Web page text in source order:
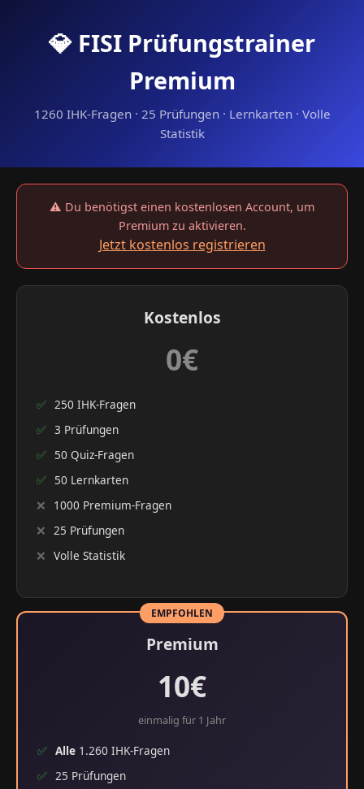
💎 FISI Prüfungstrainer
Premium
1260 IHK-Fragen · 25 Prüfungen · Lernkarten · Volle
Statistik
⚠️ Du benötigst einen kostenlosen Account, um
Premium zu aktivieren.
Jetzt kostenlos registrieren
Kostenlos
0€
✅ 250 IHK-Fragen
✅ 3 Prüfungen
✅ 50 Quiz-Fragen
✅ 50 Lernkarten
❌
1000 Premium-Fragen
❌ 25 Prüfungen
❌ Volle Statistik
EMPFOHLEN
Premium
10€
einmalig für 1 Jahr
✅ Alle 1.260 IHK-Fragen
✅ 25 Prüfungen